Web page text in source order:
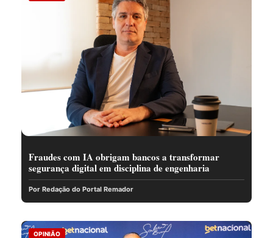
Fraudes com IA obrigam bancos a transformar
segurança digital em disciplina de engenharia
Por Redação do Portal Remador
OPINIÃO